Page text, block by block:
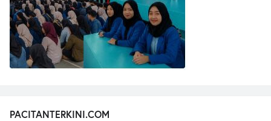
PACITANTERKINI.COM